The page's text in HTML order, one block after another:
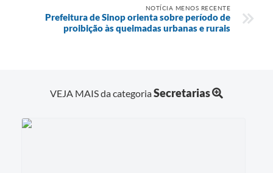
NOTÍCIA MENOS RECENTE
Prefeitura de Sinop orienta sobre período de
proibição às queimadas urbanas e rurais
VEJA MAIS da categoriaSecretarias